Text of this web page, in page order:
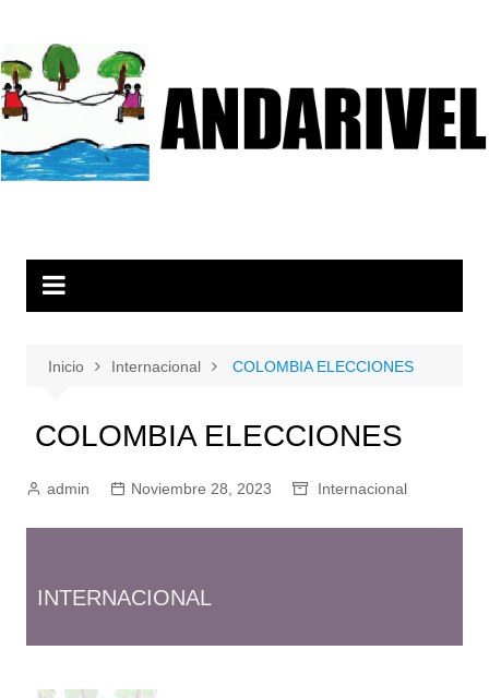
Inicio Internacional COLOMBIA ELECCIONES
COLOMBIA ELECCIONES
admin Noviembre 28, 2023 Internacional
INTERNACIONAL